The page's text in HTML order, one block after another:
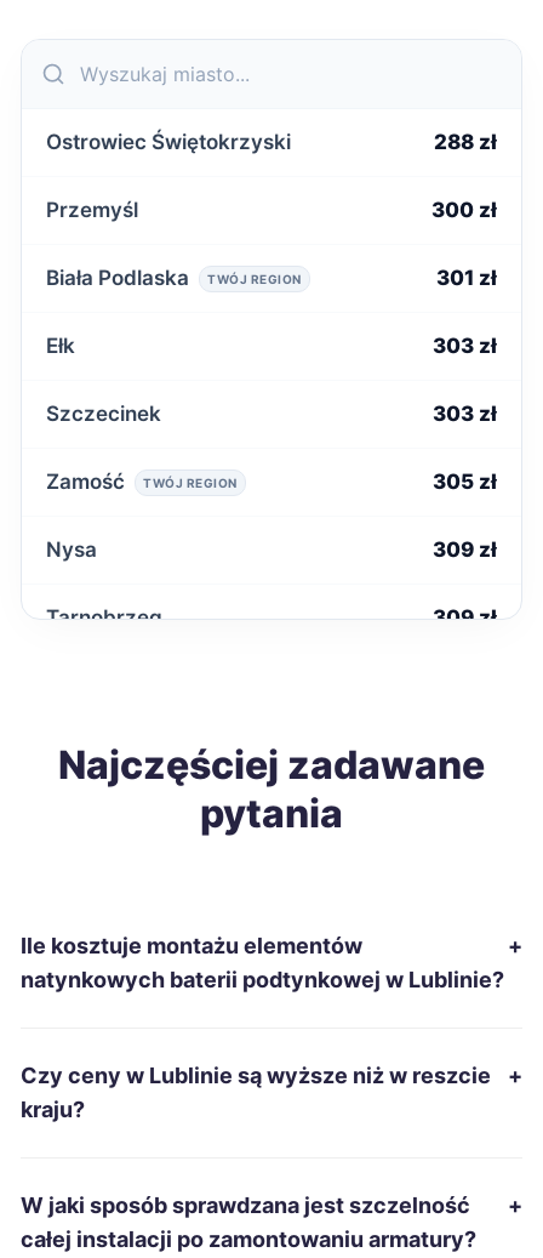
Ostrowiec Świętokrzyski 288 zł
Przemyśl 300 zł
Biała Podlaska TWÓJ REGION 301 zł
Ełk 303 zł
Szczecinek 303 zł
Zamość TWÓJ REGION 305 zł
Nysa 309 zł
Tarnobrzeg 309 zł
Inowrocław 310 zł
Chełm TWÓJ REGION
Słupsk
Chojnice 315 zł
Najczęściej zadawane
pytania
Ile kosztuje montażu elementów
natynkowych baterii podtynkowej w Lublinie?
+
Czy ceny w Lublinie są wyższe niż w reszcie
kraju?
+
W jaki sposób sprawdzana jest szczelność
całej instalacji po zamontowaniu armatury?
+